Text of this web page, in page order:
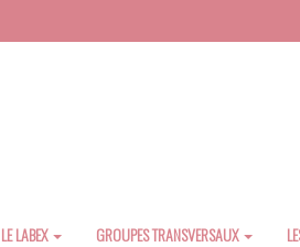
LE LABEX GROUPES TRANSVERSAUX